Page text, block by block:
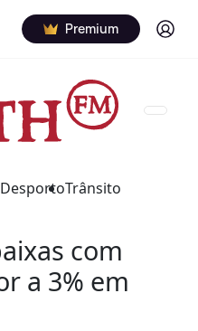
Premium Log in
DesportoTrânsito
com
a 3% em